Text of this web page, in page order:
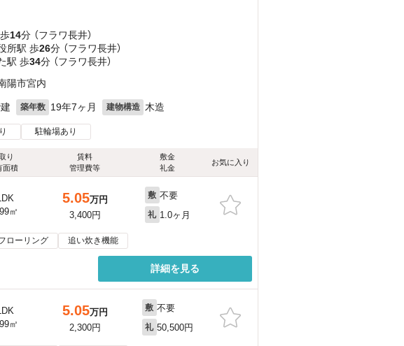
14分 （フラワ長井）
所駅 歩26分 （フラワ長井）
駅 歩34分 （フラワ長井）
陽市宮内
築年数 19年7ヶ月 建物構造 木造
駐輪場あり
り
面積
賃料
管理費等
敷金
礼金
お気に入り
㎡
5.05万円
3,400円
敷 不要
礼 1.0ヶ月
ローリング 追い炊き機能
詳細を見る
㎡
5.05万円
2,300円
敷 不要
礼 50,500円